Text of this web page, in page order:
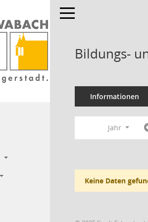
Toggle navigation
Bildungs-
Informationen
Jahr
Keine Daten